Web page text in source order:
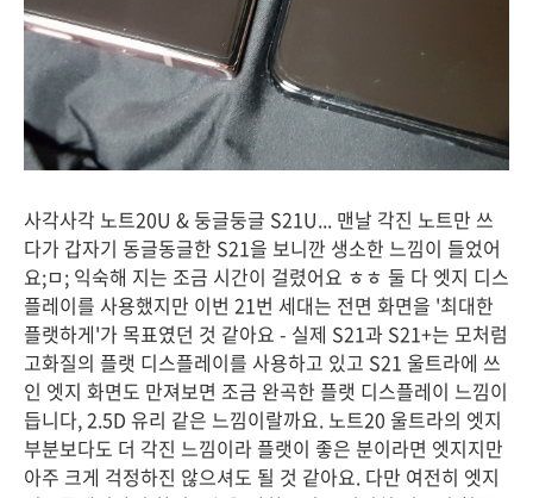
사각사각 노트20U & 둥글둥글 S21U... 맨날 각진 노트만 쓰
다가 갑자기 동글동글한 S21을 보니깐 생소한 느낌이 들었어
요;ㅁ; 익숙해 지는 조금 시간이 걸렸어요 ㅎㅎ 둘 다 엣지 디스
플레이를 사용했지만 이번 21번 세대는 전면 화면을 '최대한
플랫하게'가 목표였던 것 같아요 - 실제 S21과 S21+는 모처럼
고화질의 플랫 디스플레이를 사용하고 있고 S21 울트라에 쓰
인 엣지 화면도 만져보면 조금 완곡한 플랫 디스플레이 느낌이
듭니다, 2.5D 유리 같은 느낌이랄까요. 노트20 울트라의 엣지
부분보다도 더 각진 느낌이라 플랫이 좋은 분이라면 엣지지만
아주 크게 걱정하진 않으셔도 될 것 같아요. 다만 여전히 엣지